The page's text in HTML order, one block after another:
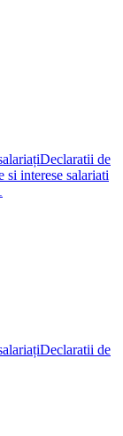
Declaratii de
si interese salariati
Declaratii de